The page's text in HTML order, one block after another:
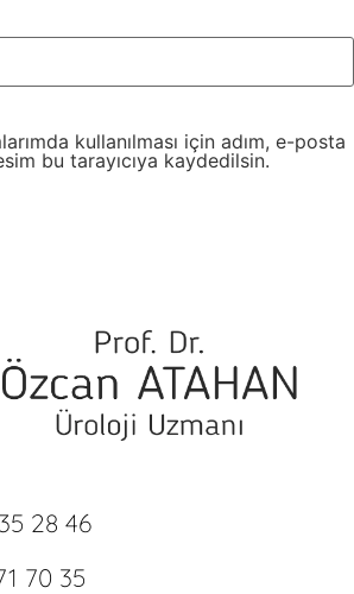
kullanılması için adım, e-posta
bu tarayıcıya kaydedilsin.
28 46
70 35